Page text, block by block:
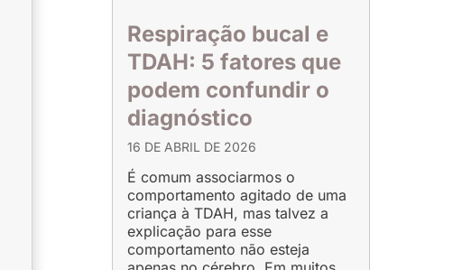
Respiração bucal e
TDAH: 5 fatores que
podem confundir o
diagnóstico
16 DE ABRIL DE 2026
É comum associarmos o
comportamento agitado de uma
criança à TDAH, mas talvez a
explicação para esse
comportamento não esteja